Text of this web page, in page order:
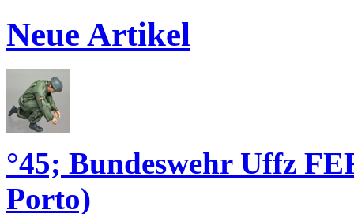
Neue Artikel
°45; Bundeswehr Uffz
Porto)